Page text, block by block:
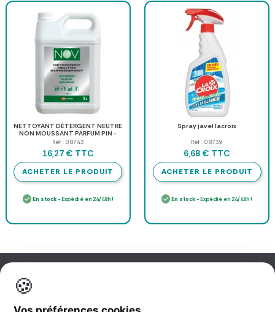
NETTOYANT DÉTERGENT NEUTRE
NON MOUSSANT PARFUM PIN -
bidon de 5 l
Réf : 08743
16,27 € TTC
ACHETER LE PRODUIT
En stock- Expédié en 24/48h !
Spray javel lacroix
Réf : 08739
6,68 € TTC
ACHETER LE PRODUIT
En stock - Expédié en 24/48h !
Information
🍪